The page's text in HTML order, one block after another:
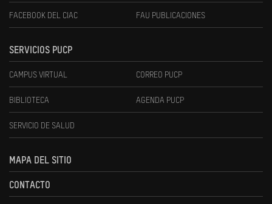
FACEBOOK DEL CIAC FAU PUBLICACIONES
SERVICIOS PUCP
CAMPUS VIRTUAL CORREO PUCP
BIBLIOTECA AGENDA PUCP
SERVICIO DE SALUD
MAPA DEL SITIO
CONTACTO